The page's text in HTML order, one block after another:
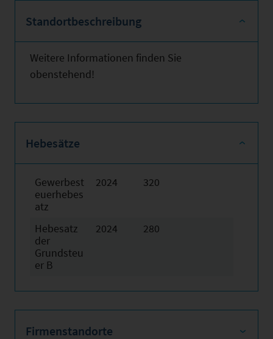
Standortbeschreibung
Weitere Informationen finden Sie
obenstehend!
Hebesätze
Gewerbest
euerhebes
atz
2024 320
Hebesatz
der
Grundsteu
er B
2024 280
Firmenstandorte